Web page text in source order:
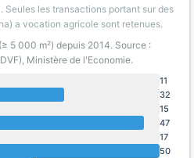
les transactions portant sur des
a vocation agricole sont retenues.
5 000 m²) depuis 2014. Source :
Ministère de l'Economie.
11
32
15
47
17
50